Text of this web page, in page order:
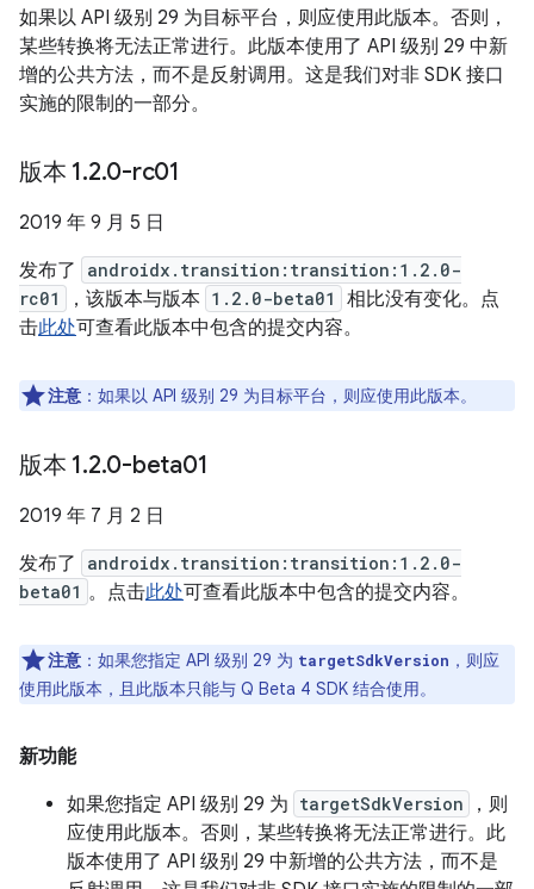
如果以 API 级别 29 为目标平台，则应使用此版本。否则，
某些转换将无法正常进行。此版本使用了 API 级别 29 中新
增的公共方法，而不是反射调用。这是我们对非 SDK 接口
实施的限制的一部分。
版本 1.2.0-rc01
2019 年 9 月 5 日
发布了
androidx.transition:transition:1.2.0-
rc01
，该版本与版本 1.2.0-beta01
相比没有变化。点
击此处可查看此版本中包含的提交内容。
注意 ： 如果以 API 级别 29 为目标平台，则应使用此版本。
版本 1.2.0-beta01
2019 年 7 月 2 日
发布了
androidx.transition:transition:1.2.0-
beta01 。点击此处可查看此版本中包含的提交内容。
注意 ： 如果您指定 API 级别 29 为 targetSdkVersion ，则应
使用此版本，且此版本只能与 Q Beta 4 SDK 结合使用。
新功能
如果您指定 API 级别 29 为 targetSdkVersion
，则
应使用此版本。否则，某些转换将无法正常进行。此
版本使用了 API 级别 29 中新增的公共方法，而不是